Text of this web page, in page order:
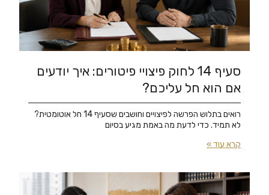
סעיף 14 לחוק פיצויי פיטורים: איך יודעים
אם הוא חל עליכם?
רואים בתלוש הפרשה לפיצויים וחושבים שסעיף 14 חל אוטומטית?
לא תמיד. כדי לדעת מה באמת מגיע בסיום
קרא עוד »